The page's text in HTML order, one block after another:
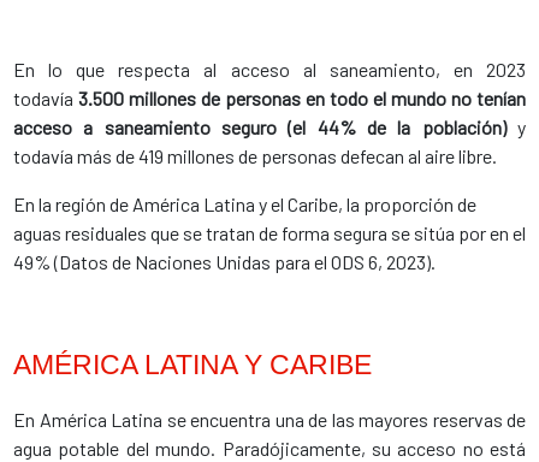
En lo que respecta al acceso al saneamiento, en 2023
todavía 3.500 millones de personas en todo el mundo no tenían
acceso a saneamiento seguro (el 44% de la población) y
todavía más de 419 millones de personas defecan al aire libre.
En la región de América Latina y el Caribe, la proporción de
aguas residuales que se tratan de forma segura se sitúa por en el
49% (Datos de Naciones Unidas para el ODS 6, 2023).
AMÉRICA LATINA Y CARIBE
En América Latina se encuentra una de las mayores reservas de
agua potable del mundo. Paradójicamente, su acceso no está